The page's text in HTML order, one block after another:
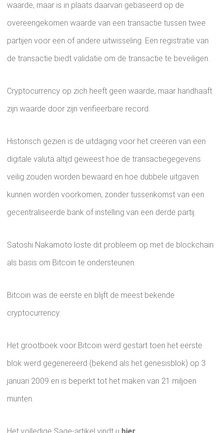
waarde, maar is in plaats daarvan gebaseerd op de
overeengekomen waarde van een transactie tussen twee
partijen voor een of andere uitwisseling. Een registratie van
de transactie biedt validatie om de transactie te beveiligen.
Cryptocurrency op zich heeft geen waarde, maar handhaaft
zijn waarde door zijn verifieerbare record.
Historisch gezien is de uitdaging voor het creëren van een
digitale valuta altijd geweest hoe de transactiegegevens
veilig zouden worden bewaard en hoe dubbele uitgaven
kunnen worden voorkomen, zonder tussenkomst van een
gecentraliseerde bank of instelling van een derde partij.
Satoshi Nakamoto loste dit probleem op met de blockchain
als basis om Bitcoin te ondersteunen:
Bitcoin was de eerste en blijft de meest bekende
cryptocurrency.
Het grootboek voor Bitcoin werd gestart toen het eerste
blok werd gegenereerd (bekend als het genesisblok) op 3
januari 2009 en is beperkt tot het maken van 21 miljoen
munten.